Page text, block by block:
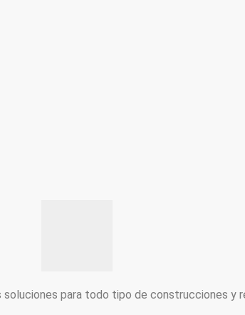
para todo tipo de construcciones y